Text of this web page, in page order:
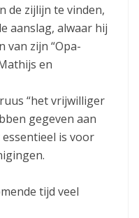
de zijlijn te vinden,
aanslag, alwaar hij
van zijn “Opa-
en
“het vrijwilliger
gegeven aan
is voor
tijd veel